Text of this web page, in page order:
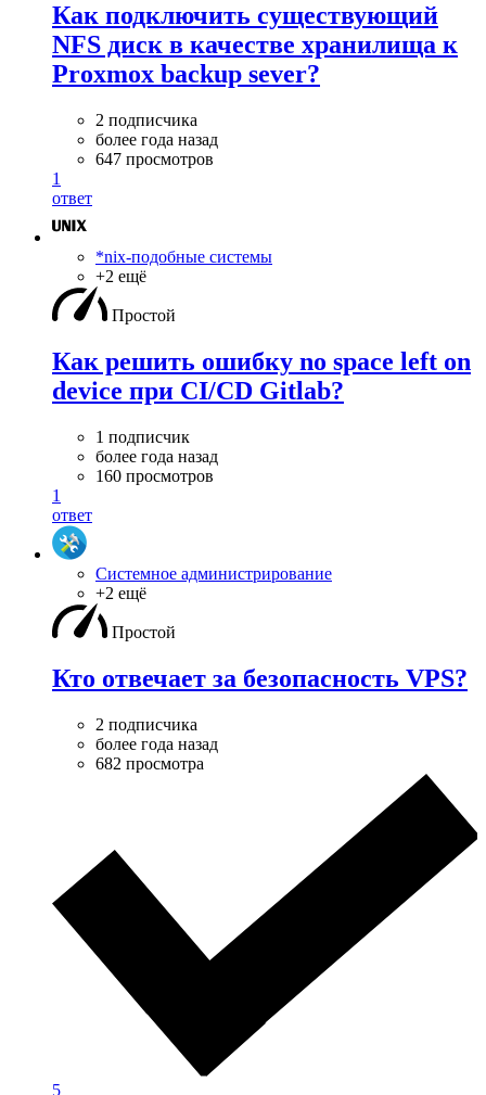
Как подключить существующий
NFS диск в качестве хранилища к
Proxmox backup sever?
2 подписчика
более года назад
647 просмотров
1
ответ
*nix-подобные системы
+2 ещё
Простой
Как решить ошибку no space left on
device при CI/CD Gitlab?
1 подписчик
более года назад
160 просмотров
1
ответ
Системное администрирование
+2 ещё
Простой
Кто отвечает за безопасность VPS?
2 подписчика
более года назад
682 просмотра
5